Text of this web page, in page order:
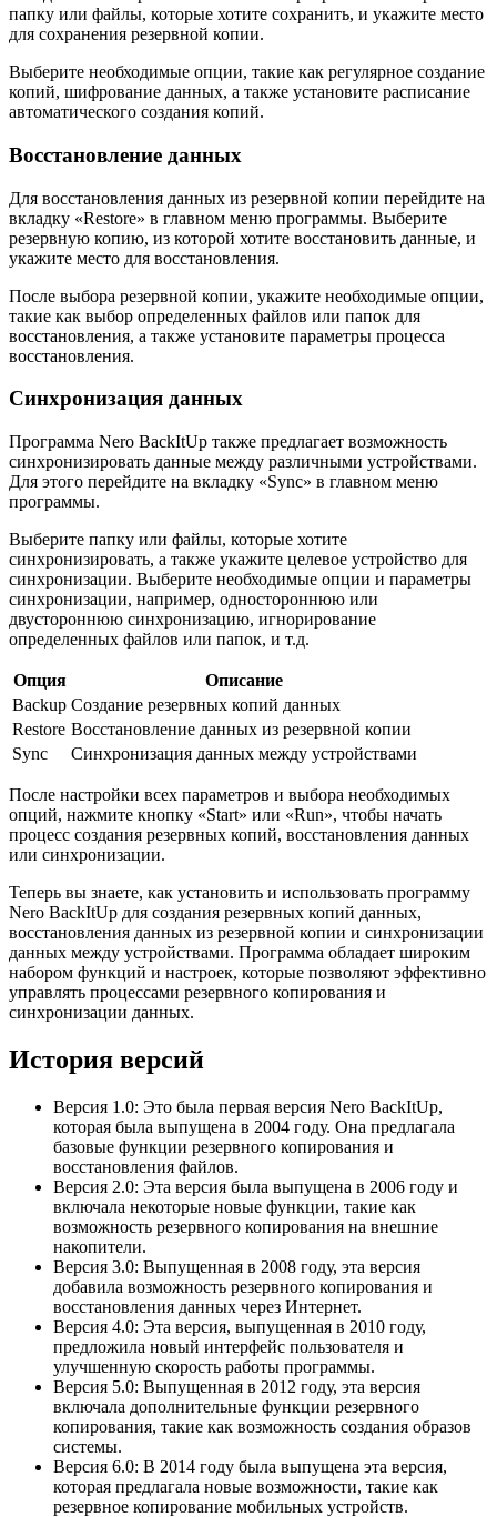
папку или файлы, которые хотите сохранить, и укажите место
для сохранения резервной копии.
Выберите необходимые опции, такие как регулярное создание
копий, шифрование данных, а также установите расписание
автоматического создания копий.
Восстановление данных
Для восстановления данных из резервной копии перейдите на
вкладку «Restore» в главном меню программы. Выберите
резервную копию, из которой хотите восстановить данные, и
укажите место для восстановления.
После выбора резервной копии, укажите необходимые опции,
такие как выбор определенных файлов или папок для
восстановления, а также установите параметры процесса
восстановления.
Синхронизация данных
Программа Nero BackItUp также предлагает возможность
синхронизировать данные между различными устройствами.
Для этого перейдите на вкладку «Sync» в главном меню
программы.
Выберите папку или файлы, которые хотите
синхронизировать, а также укажите целевое устройство для
синхронизации. Выберите необходимые опции и параметры
синхронизации, например, одностороннюю или
двустороннюю синхронизацию, игнорирование
определенных файлов или папок, и т.д.
Опция
Описание
Backup Создание резервных копий данных
Restore Восстановление данных из резервной копии
Sync
Синхронизация данных между устройствами
После настройки всех параметров и выбора необходимых
опций, нажмите кнопку «Start» или «Run», чтобы начать
процесс создания резервных копий, восстановления данных
или синхронизации.
Теперь вы знаете, как установить и использовать программу
Nero BackItUp для создания резервных копий данных,
восстановления данных из резервной копии и синхронизации
данных между устройствами. Программа обладает широким
набором функций и настроек, которые позволяют эффективно
управлять процессами резервного копирования и
синхронизации данных.
История версий
Версия 1.0: Это была первая версия Nero BackItUp,
которая была выпущена в 2004 году. Она предлагала
базовые функции резервного копирования и
восстановления файлов.
Версия 2.0: Эта версия была выпущена в 2006 году и
включала некоторые новые функции, такие как
возможность резервного копирования на внешние
накопители.
Версия 3.0: Выпущенная в 2008 году, эта версия
добавила возможность резервного копирования и
восстановления данных через Интернет.
Версия 4.0: Эта версия, выпущенная в 2010 году,
предложила новый интерфейс пользователя и
улучшенную скорость работы программы.
Версия 5.0: Выпущенная в 2012 году, эта версия
включала дополнительные функции резервного
копирования, такие как возможность создания образов
системы.
Версия 6.0: В 2014 году была выпущена эта версия,
которая предлагала новые возможности, такие как
резервное копирование мобильных устройств.